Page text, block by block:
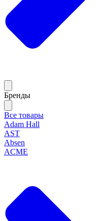
Бренды
Все товары
Adam Hall
AST
Absen
ACME